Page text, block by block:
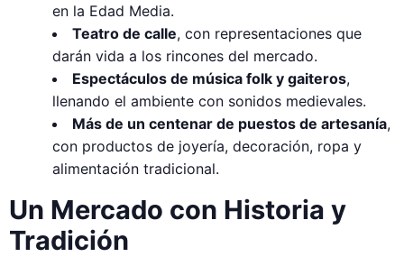
en la Edad Media.
Teatro de calle, con representaciones que
darán vida a los rincones del mercado.
Espectáculos de música folk y gaiteros,
llenando el ambiente con sonidos medievales.
Más de un centenar de puestos de artesanía,
con productos de joyería, decoración, ropa y
alimentación tradicional.
Un Mercado con Historia y
Tradición